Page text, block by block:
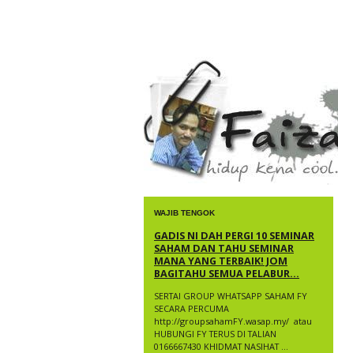
faizal yusup
WAJIB TENGOK
GADIS NI DAH PERGI 10 SEMINAR
SAHAM DAN TAHU SEMINAR
MANA YANG TERBAIK! JOM
BAGITAHU SEMUA PELABUR...
SERTAI GROUP WHATSAPP SAHAM FY
SECARA PERCUMA
http://groupsahamFY.wasap.my/ ​ atau
HUBUNGI FY TERUS DI TALIAN
0166667430 KHIDMAT NASIHAT ...